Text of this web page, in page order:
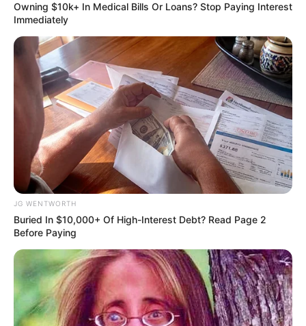
Why this ordinary drink is the secret to feeling
your best every day
CTA FAVORITE
What Happened To Laura San Giacomo? She's Still
Owning $10k+ In Medical Bills Or Loans? Stop Paying Interest
Immediately
JG WENTWORTH
Buried In $10,000+ Of High-Interest Debt? Read Page 2
Before Paying